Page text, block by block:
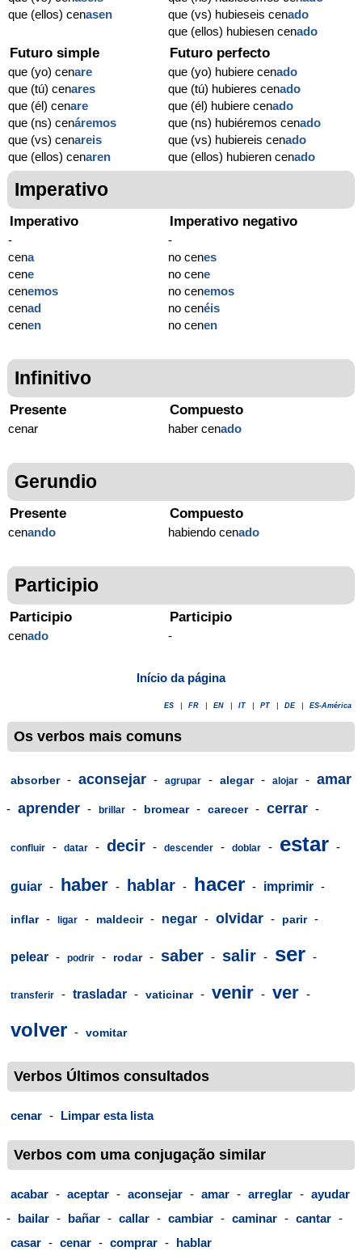
que (ellos) cenasen
que (vs) hubieseis cenado
que (ellos) hubiesen cenado
Futuro simple
que (yo) cenare
que (tú) cenares
que (él) cenare
que (ns) cenáremos
que (vs) cenareis
que (ellos) cenaren
Futuro perfecto
que (yo) hubiere cenado
que (tú) hubieres cenado
que (él) hubiere cenado
que (ns) hubiéremos cenado
que (vs) hubiereis cenado
que (ellos) hubieren cenado
Imperativo
Imperativo
-
cena
cene
cenemos
cenad
cenen
Imperativo negativo
-
no cenes
no cene
no cenemos
no cenéis
no cenen
Infinitivo
Presente
cenar
Compuesto
haber cenado
Gerundio
Presente
cenando
Compuesto
habiendo cenado
Participio
Participio
cenado
Participio
-
Início da página
ES FR EN IT PT DE ES-América
Os verbos mais comuns
absorber - aconsejar - agrupar - alegar - alojar - amar
- aprender - brillar - bromear - carecer - cerrar -
confluir - datar - decir - descender - doblar - estar -
guiar - haber - hablar - hacer - imprimir -
inflar - ligar - maldecir - negar - olvidar - parir -
pelear - podrir - rodar - saber - salir - ser -
transferir - trasladar - vaticinar - venir - ver -
volver - vomitar
Verbos Últimos consultados
cenar - Limpar esta lista
Verbos com uma conjugação similar
acabar - aceptar - aconsejar - amar - arreglar - ayudar
- bailar - bañar - callar - cambiar - caminar - cantar -
casar - cenar - comprar - hablar